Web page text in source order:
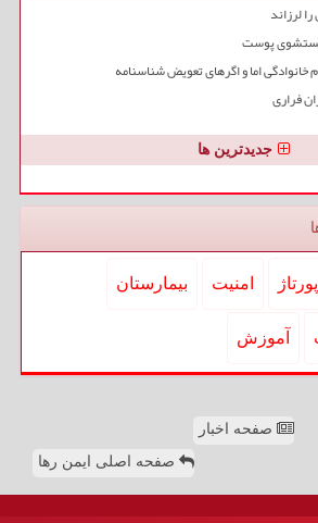
پوست
خانوادگی اما و اگرهای تعویض شناسنامه
فراری
جدیدترین ها
امنیت بیمارستان
آموزش
صفحه اخبار
صفحه اصلی ایمن رها